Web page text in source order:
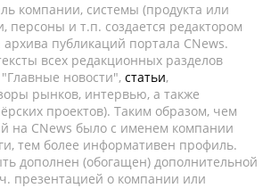
компании, системы (продукта или
персоны и т.п. создается редактором
публикаций портала CNews.
всех редакционных разделов
новости", статьи,
рынков, интервью, а также
проектов). Таким образом, чем
на CNews было с именем компании
тем более информативен профиль.
дополнен (обогащен) дополнительной
презентацией о компании или